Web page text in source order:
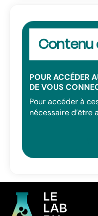
POUR ACCÉDER
DE VOUS
Pour accéder à
nécessaire d’être